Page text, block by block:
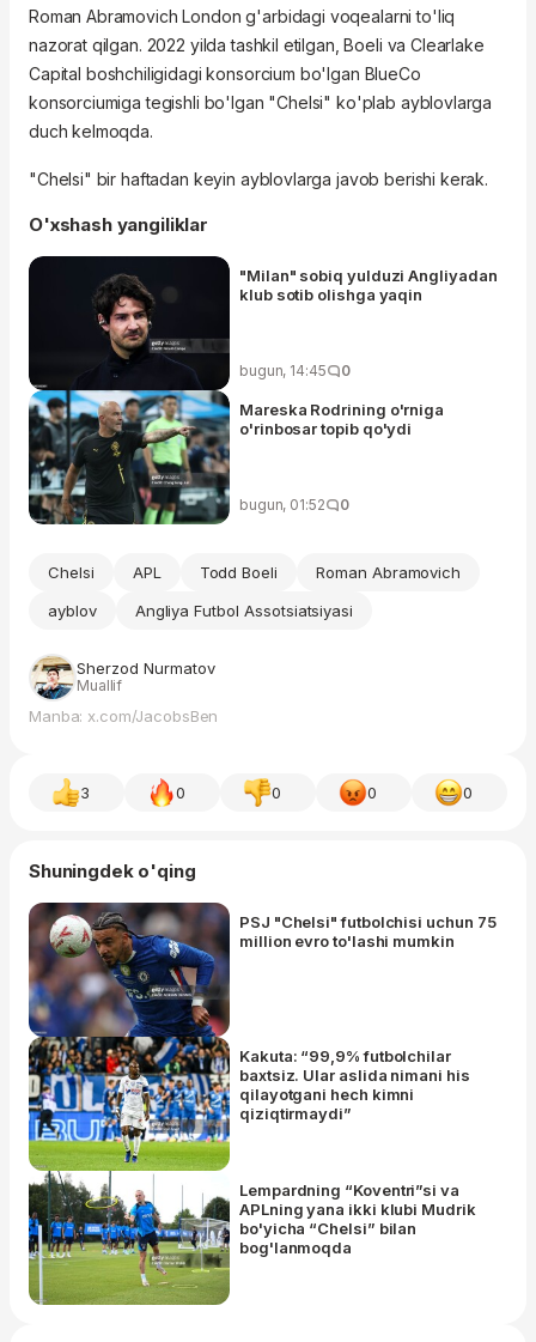
Roman Abramovich London g'arbidagi voqealarni to'liq
nazorat qilgan. 2022 yilda tashkil etilgan,Boeli vaClearlake
Capital boshchiligidagi konsorcium bo'lgan BlueCo
konsorciumigategishli bo'lgan "Chelsi" ko'plab ayblovlarga
duch kelmoqda.
"Chelsi" bir haftadan keyin ayblovlarga javob berishi kerak.
O'xshash yangiliklar
"Milan" sobiq yulduzi Angliyadan
klub sotib olishga yaqin
bugun, 14:45 0
Mareska Rodrining o'rniga
o'rinbosar topib qo'ydi
bugun, 01:52 0
Chelsi APL Todd Boeli
Roman Abramovich
ayblov
Angliya Futbol Assotsiatsiyasi
Sherzod Nurmatov
Muallif
Manba: x.com/JacobsBen
3 0 0 0 0
Shuningdek o'qing
PSJ "Chelsi" futbolchisi uchun 75
million evro to'lashi mumkin
Kakuta: “99,9% futbolchilar
baxtsiz. Ular aslida nimani his
qilayotgani hech kimni
qiziqtirmaydi”
Lempardning “Koventri”si va
APLning yana ikki klubi Mudrik
bo'yicha “Chelsi” bilan
bog'lanmoqda